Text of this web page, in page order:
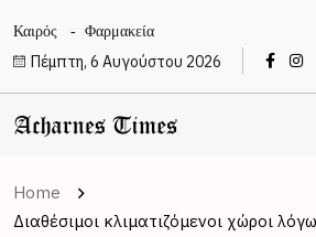
Καιρός Φαρμακεία
Πέμπτη, 6 Αυγούστου 2026
Home
Διαθέσιμοι κλιματιζόμενοι χώροι